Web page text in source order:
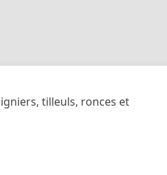
tilleuls, ronces et